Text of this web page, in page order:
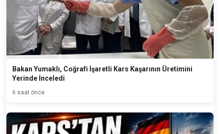
Bakan Yumaklı, Coğrafi İşaretli Kars Kaşarının Üretimini
Yerinde İnceledi
6 saat önce